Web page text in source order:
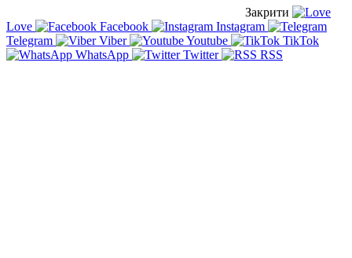
Закрити
Love
Facebook
Instagram
Telegram
Viber Youtube
TikTok
WhatsApp
Twitter RSS